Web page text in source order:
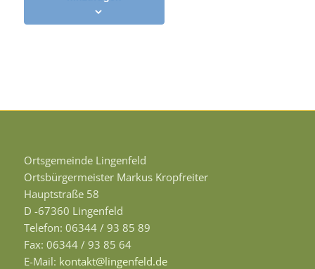
Ortsgemeinde Lingenfeld
Ortsbürgermeister Markus Kropfreiter
Hauptstraße 58
D -67360 Lingenfeld
Telefon: 06344 / 93 85 89
Fax: 06344 / 93 85 64
E-Mail: kontakt@lingenfeld.de